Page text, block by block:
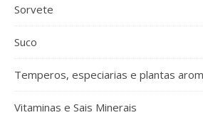
Sorvete
Suco
Temperos, especiarias e plantas
Vitaminas e Sais Minerais